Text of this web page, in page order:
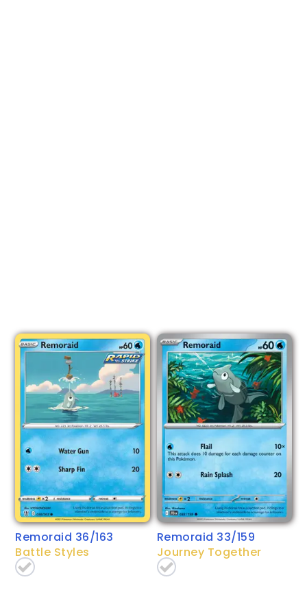
Remoraid 36/163
Battle Styles
Remoraid 33/159
Journey Together